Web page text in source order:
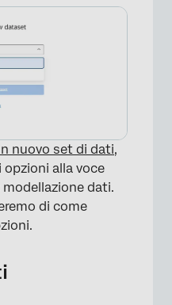
×
nuovo set di dati,
alla voce
dati.
di come